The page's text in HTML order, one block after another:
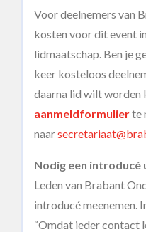
Voor deelnemers van
kosten voor dit event
lidmaatschap. Ben je
keer kosteloos
daarna lid wilt worden
aanmeldformulierte
naar
Nodig een introducé
Leden van Brabant
introducé meenemen.
“Omdat ieder contact